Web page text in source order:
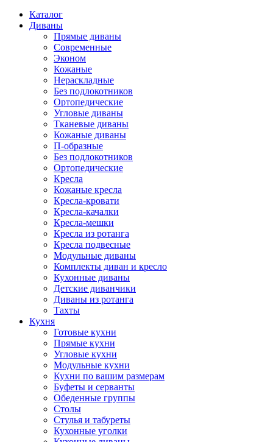
Каталог
Диваны
Прямые диваны
Современные
Эконом
Кожаные
Нераскладные
Без подлокотников
Ортопедические
Угловые диваны
Тканевые диваны
Кожаные диваны
П-образные
Без подлокотников
Ортопедические
Кресла
Кожаные кресла
Кресла-кровати
Кресла-качалки
Кресла-мешки
Кресла из ротанга
Кресла подвесные
Модульные диваны
Комплекты диван и кресло
Кухонные диваны
Детские диванчики
Диваны из ротанга
Тахты
Кухня
Готовые кухни
Прямые кухни
Угловые кухни
Модульные кухни
Кухни по вашим размерам
Буфеты и серванты
Обеденные группы
Столы
Стулья и табуреты
Кухонные уголки